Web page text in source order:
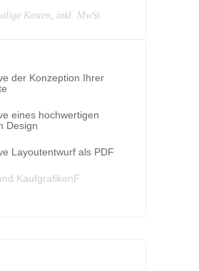
Kosten, inkl. MwSt.
der Konzeption Ihrer
eines hochwertigen
Design
Layoutentwurf als PDF
KaufgrafikenF